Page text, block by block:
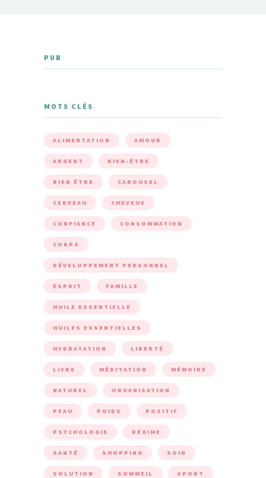
PUB
MOTS CLÉS
ALIMENTATION AMOUR
ARGENT BIEN-ÊTRE
BIEN ÊTRE CAROUSEL
CERVEAU CHEVEUX
CONFIANCE CONSOMMATION
CORPS
DÉVELOPPEMENT PERSONNEL
ESPRIT FAMILLE
HUILE ESSENTIELLE
HUILES ESSENTIELLES
HYDRATATION LIBERTÉ
LIVRE MÉDITATION MÉMOIRE
NATUREL ORGANISATION
PEAU POIDS POSITIF
PSYCHOLOGIE RÉGIME
SANTÉ SHOPPING SOIN
SOLUTION SOMMEIL SPORT